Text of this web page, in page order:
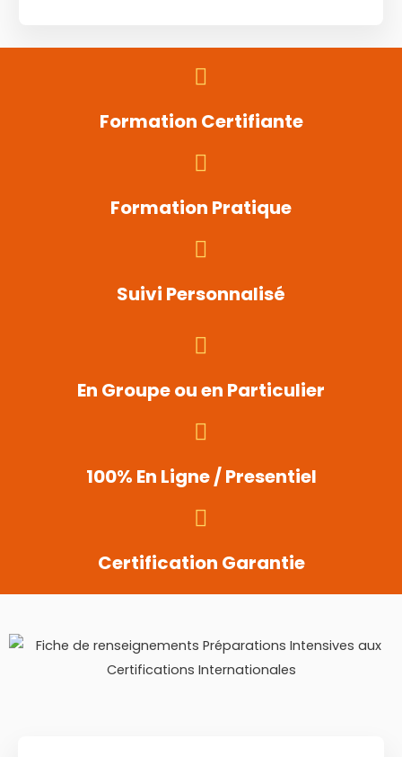
Formation Certifiante
Formation Pratique
Suivi Personnalisé
En Groupe ou en Particulier
100% En Ligne / Presentiel
Certification Garantie